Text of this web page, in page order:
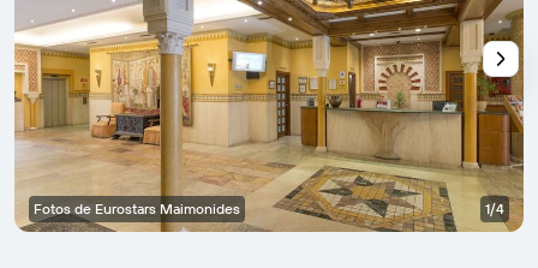
Fotos de Eurostars Maimonides 1/4